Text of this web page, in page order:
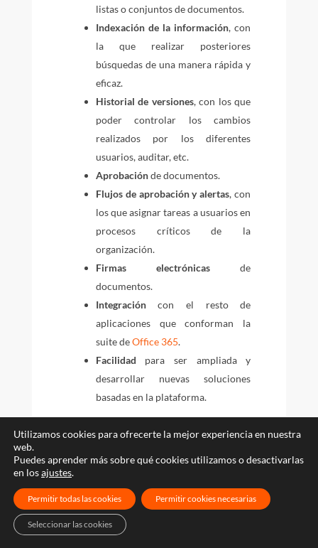
listas o conjuntos de documentos.
Indexación de la información, con
la que realizar posteriores
búsquedas de una manera rápida y
eficaz.
Historial de versiones, con los que
poder controlar los cambios
realizados por los diferentes
usuarios, auditar, etc.
Aprobaciónde documentos.
Flujos de aprobación y alertas, con
los que asignar tareas a usuarios en
procesos críticos de la
organización.
Firmas electrónicasde
documentos.
Integracióncon el resto de
aplicaciones que conforman la
suite deOffice 365.
Facilidad para ser ampliada y
desarrollar nuevas soluciones
basadas en la plataforma.
Utilizamos cookies para ofrecerte la mejor experiencia en nuestra
web.
Puedes aprender más sobre qué cookies utilizamos o desactivarlas
en losajustes.
Permitir todas las cookies Permitir cookies necesarias
Seleccionar las cookies